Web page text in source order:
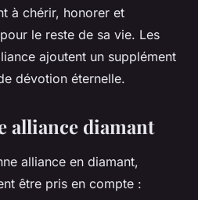
à chérir, honorer et
le reste de sa vie. Les
ajoutent un supplément
dévotion éternelle.
alliance diamant
alliance en diamant,
être pris en compte :